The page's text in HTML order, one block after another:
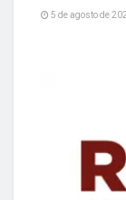
5 de agosto de